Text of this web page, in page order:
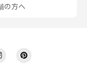
の方へ